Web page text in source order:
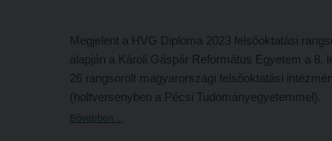
Megjelent a HVG Diploma 2023 felsőoktatási
alapján a Károli Gáspár Református Egyetem a 8.
26 rangsorolt magyarországi felsőoktatási
(holtversenyben a Pécsi Tudományegyetemmel).
Bővebben ...